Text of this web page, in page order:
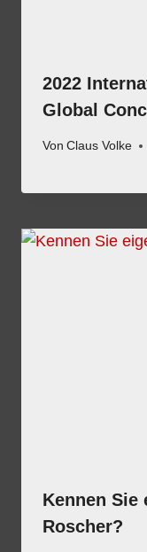
2022
Global
Von Claus Volke
Kennen
Roscher?